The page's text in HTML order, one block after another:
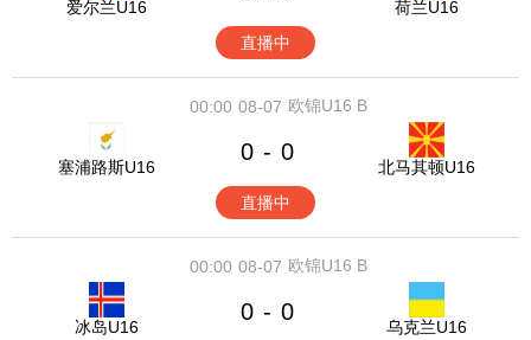
爱尔兰U16
荷兰U16
直播中
08-07
00:00 欧锦U16 B
塞浦路斯U16
0 - 0
北马其顿U16
直播中
08-07
00:00 欧锦U16 B
冰岛U16
0 - 0
乌克兰U16